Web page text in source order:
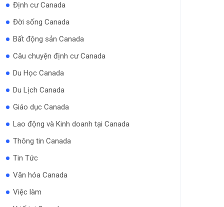
Định cư Canada
Đời sống Canada
Bất động sản Canada
Câu chuyện định cư Canada
Du Học Canada
Du Lịch Canada
Giáo dục Canada
Lao động và Kinh doanh tại Canada
Thông tin Canada
Tin Tức
Văn hóa Canada
Việc làm